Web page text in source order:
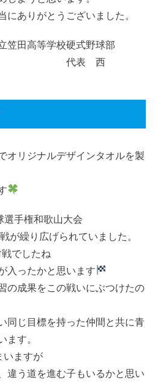
ありがとうございました。
等学校硬式野球部
西
オリジナルデザインタオルを製
選手権和歌山大会
が繰り広げられていました。
でしたね
入ったかと思います
の成果をこの戦いにぶつけたの
同じ目標を持った仲間と共に青
す。
いますが
違う道を進む子もいるかと思い